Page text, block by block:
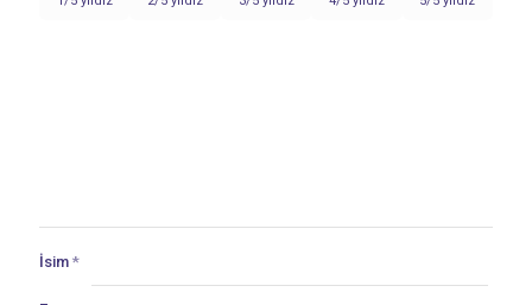
İsim *